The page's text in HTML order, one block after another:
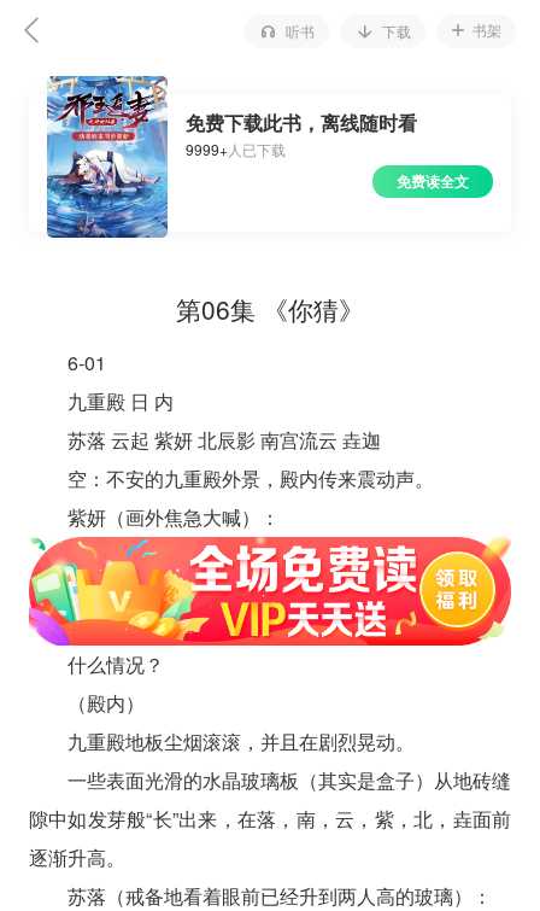
听书 下载 书架
免费下载此书，离线随时看
9999+人已下载
免费读全文
第06集 《你猜》
6-01
九重殿 日 内
苏落 云起 紫妍 北辰影 南宫流云 垚迦
空：不安的九重殿外景，殿内传来震动声。
紫妍（画外焦急大喊）：
什么情况？
（殿内）
九重殿地板尘烟滚滚，并且在剧烈晃动。
一些表面光滑的水晶玻璃板（其实是盒子）从地砖缝
隙中如发芽般“长”出来，在落，南，云，紫，北，垚面前
逐渐升高。
苏落（戒备地看着眼前已经升到两人高的玻璃）：